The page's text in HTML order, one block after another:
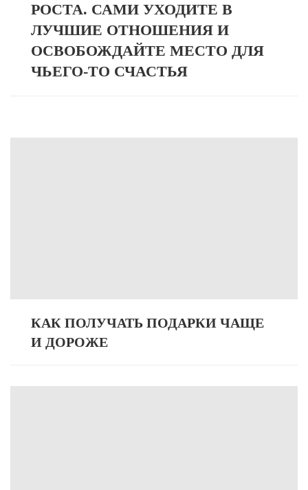
РОСТА. САМИ УХОДИТЕ В
ЛУЧШИЕ ОТНОШЕНИЯ И
ОСВОБОЖДАЙТЕ МЕСТО ДЛЯ
ЧЬЕГО-ТО СЧАСТЬЯ
КАК ПОЛУЧАТЬ ПОДАРКИ ЧАЩЕ
И ДОРОЖЕ